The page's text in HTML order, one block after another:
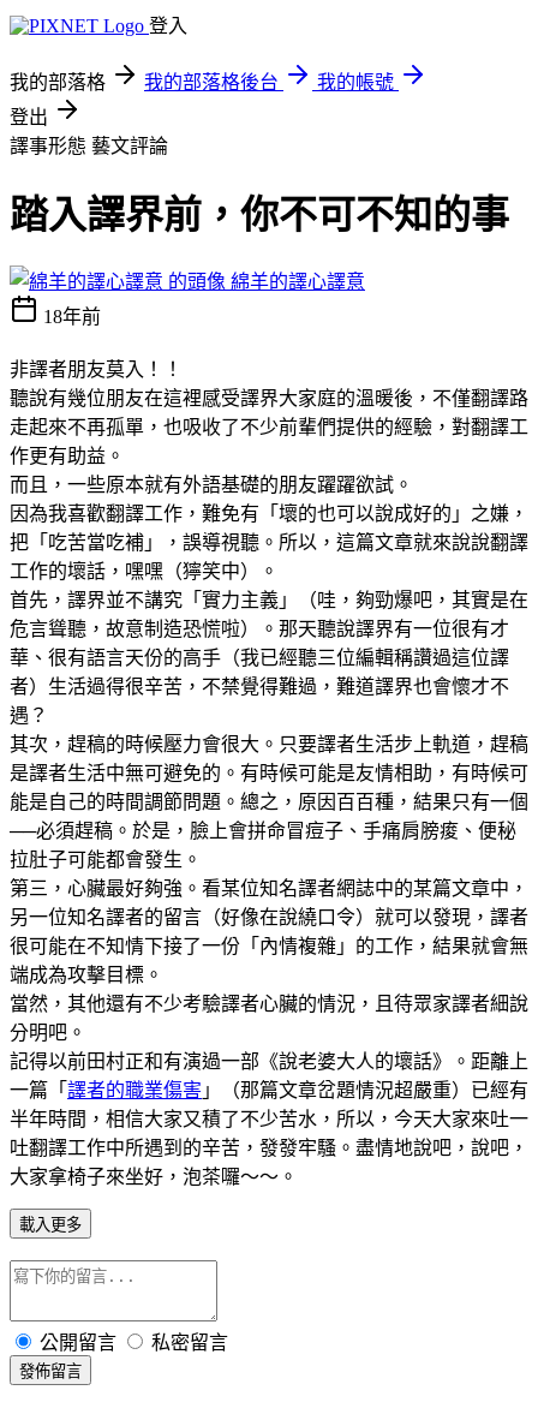
登入
我的部落格 我的部落格後台
我的帳號
登出
譯事形態 藝文評論
踏入譯界前，你不可不知的事
綿羊的譯心譯意
18年前
非譯者朋友莫入！！
聽說有幾位朋友在這裡感受譯界大家庭的溫暖後，不僅翻譯路
走起來不再孤單，也吸收了不少前輩們提供的經驗，對翻譯工
作更有助益。
而且，一些原本就有外語基礎的朋友躍躍欲試。
因為我喜歡翻譯工作，難免有「壞的也可以說成好的」之嫌，
把「吃苦當吃補」，誤導視聽。所以，這篇文章就來說說翻譯
工作的壞話，嘿嘿（獰笑中）。
首先，譯界並不講究「實力主義」（哇，夠勁爆吧，其實是在
危言聳聽，故意制造恐慌啦）。那天聽說譯界有一位很有才
華、很有語言天份的高手（我已經聽三位編輯稱讚過這位譯
者）生活過得很辛苦，不禁覺得難過，難道譯界也會懷才不
遇？
其次，趕稿的時候壓力會很大。只要譯者生活步上軌道，趕稿
是譯者生活中無可避免的。有時候可能是友情相助，有時候可
能是自己的時間調節問題。總之，原因百百種，結果只有一個
──必須趕稿。於是，臉上會拼命冒痘子、手痛肩膀痠、便秘
拉肚子可能都會發生。
第三，心臟最好夠強。看某位知名譯者網誌中的某篇文章中，
另一位知名譯者的留言（好像在說繞口令）就可以發現，譯者
很可能在不知情下接了一份「內情複雜」的工作，結果就會無
端成為攻擊目標。
當然，其他還有不少考驗譯者心臟的情況，且待眾家譯者細說
分明吧。
記得以前田村正和有演過一部《說老婆大人的壞話》。距離上
一篇「 譯者的職業傷害 」（那篇文章岔題情況超嚴重）已經有
半年時間，相信大家又積了不少苦水，所以，今天大家來吐一
吐翻譯工作中所遇到的辛苦，發發牢騷。盡情地說吧，說吧，
大家拿椅子來坐好，泡茶囉～～。
載入更多
公開留言 私密留言
發佈留言